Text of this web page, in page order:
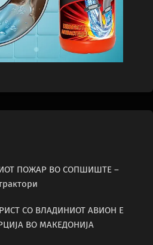
ПОЖАР ВО СОПШИШТЕ –
СО ВЛАДИНИОТ АВИОН Е
ВО МАКЕДОНИЈА